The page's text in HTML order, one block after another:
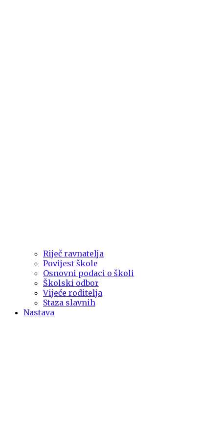
Riječ ravnatelja
Povijest škole
Osnovni podaci o školi
Školski odbor
Vijeće roditelja
Staza slavnih
Nastava